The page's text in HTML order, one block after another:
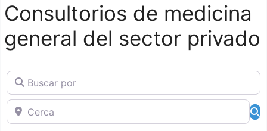
Consultorios de medicina
general del sector privado
Buscar por
Cerca